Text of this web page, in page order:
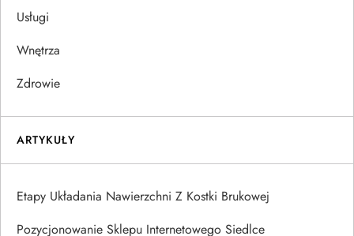
Usługi
Wnętrza
Zdrowie
ARTYKUŁY
Etapy Układania Nawierzchni Z Kostki Brukowej
Pozycjonowanie Sklepu Internetowego Siedlce